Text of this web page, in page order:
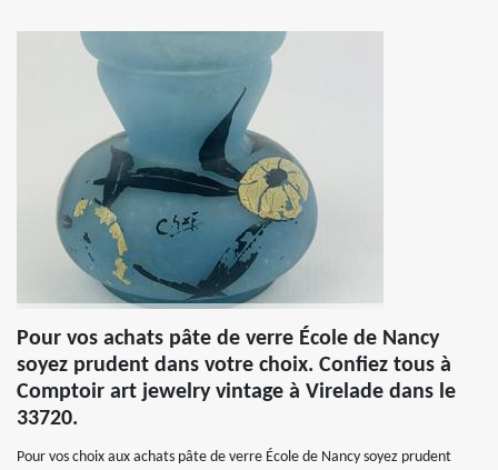
Pour vos achats pâte de verre École de Nancy
soyez prudent dans votre choix. Confiez tous à
Comptoir art jewelry vintage à Virelade dans le
33720.
Pour vos choix aux achats pâte de verre École de Nancy soyez prudent